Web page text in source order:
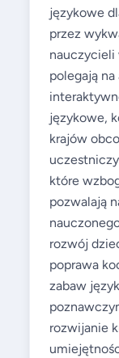
językowe
przez
nauczycieli
polegają
językowe,
krajów
które
pozwalają
rozwój
poprawa
zabaw
rozwijanie